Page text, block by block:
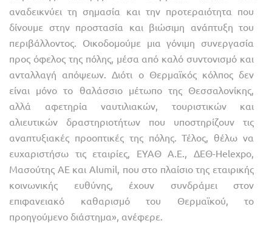
αναδεικνύει τη σημασία και την προτεραιότητα που
δίνουμε στην προστασία και βιώσιμη ανάπτυξη του
περιβάλλοντος. Οικοδομούμε μια γόνιμη συνεργασία
προς όφελος της πόλης, μέσα από καλό συντονισμό και
ανταλλαγή απόψεων. Διότι ο Θερμαϊκός κόλπος δεν
είναι μόνο το θαλάσσιο μέτωπο της Θεσσαλονίκης,
αλλά αφετηρία ναυτιλιακών, τουριστικών και
αλιευτικών δραστηριοτήτων που υποστηρίζουν τις
αναπτυξιακές προοπτικές της πόλης. Τέλος, θέλω να
ευχαριστήσω τις εταιρίες, ΕΥΑΘ Α.Ε., ΔΕΘ-Helexpo,
Μασούτης ΑΕ και Alumil, που στο πλαίσιο της εταιρικής
κοινωνικής ευθύνης, έχουν συνδράμει στον
επιφανειακό καθαρισμό του Θερμαϊκού, το
προηγούμενο διάστημα», ανέφερε.